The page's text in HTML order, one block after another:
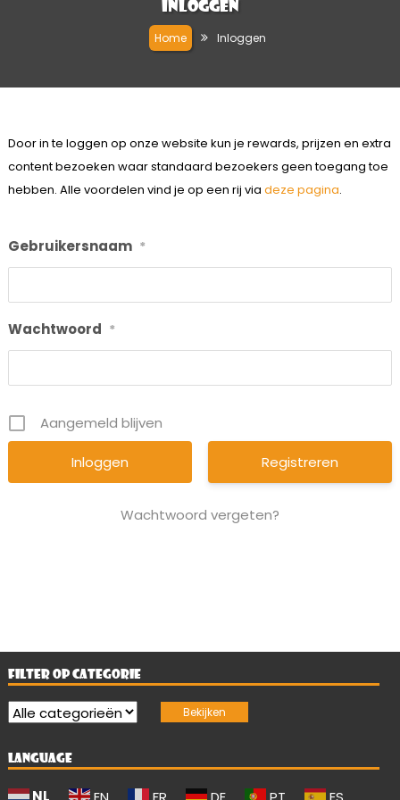
Inloggen
Home Inloggen
Door in te loggen op onze website kun je rewards, prijzen en extra
content bezoeken waar standaard bezoekers geen toegang toe
hebben. Alle voordelen vind je op een rij via deze pagina.
Gebruikersnaam *
Wachtwoord *
Aangemeld blijven
Registreren
Wachtwoord vergeten?
FILTER OP CATEGORIE
LANGUAGE